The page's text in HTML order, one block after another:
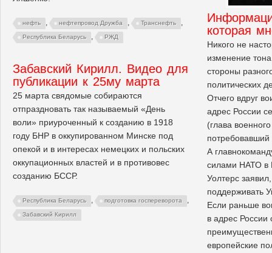
нефть , нефтепровод Дружба , Транснефть ,
Республика Беларусь , РЖД
которая
Никого не
изменение
стороны
политических
Отчего вдруг
адрес России
(глава
А
силами НАТО в
Уолтерс
поддерживать
Если раньше
в адрес России
европейские
Забавский Кирилл. Видео для
публикации к 25му марта
25 марта свядомые собираются
отпраздновать так называемый «День
воли» приуроченный к созданию в 1918
году БНР в оккупированном Минске под
опекой и в интересах немецких и польских
оккупационных властей и в противовес
созданию БССР.
Республика Беларусь , подготовка госпереворота ,
Забавский Кирилл